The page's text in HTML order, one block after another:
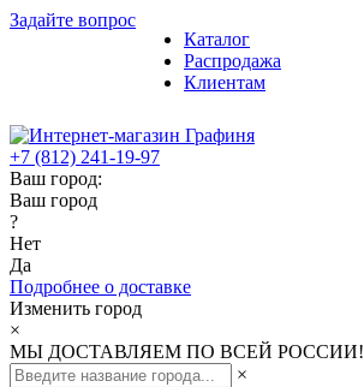
Задайте вопрос
Каталог
Распродажа
Клиентам
+7 (812) 241-19-97
Ваш город:
Ваш город
?
Нет
Да
Подробнее о доставке
Изменить город
×
МЫ ДОСТАВЛЯЕМ ПО ВСЕЙ РОССИИ!
×